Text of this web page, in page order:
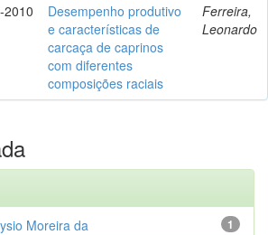
2010
Desempenho produtivo
e características de
carcaça de caprinos
com diferentes
composições raciais
Ferreira,
Leonardo
1
Moreira da